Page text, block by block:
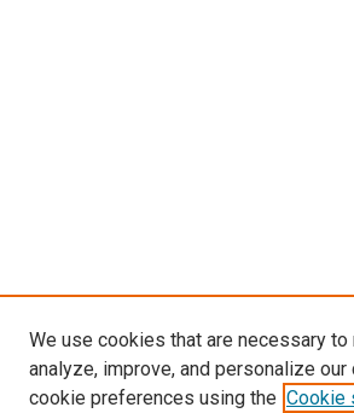
We use cookies that are necessary
analyze, improve, and personalize
cookie preferences using the Cookie